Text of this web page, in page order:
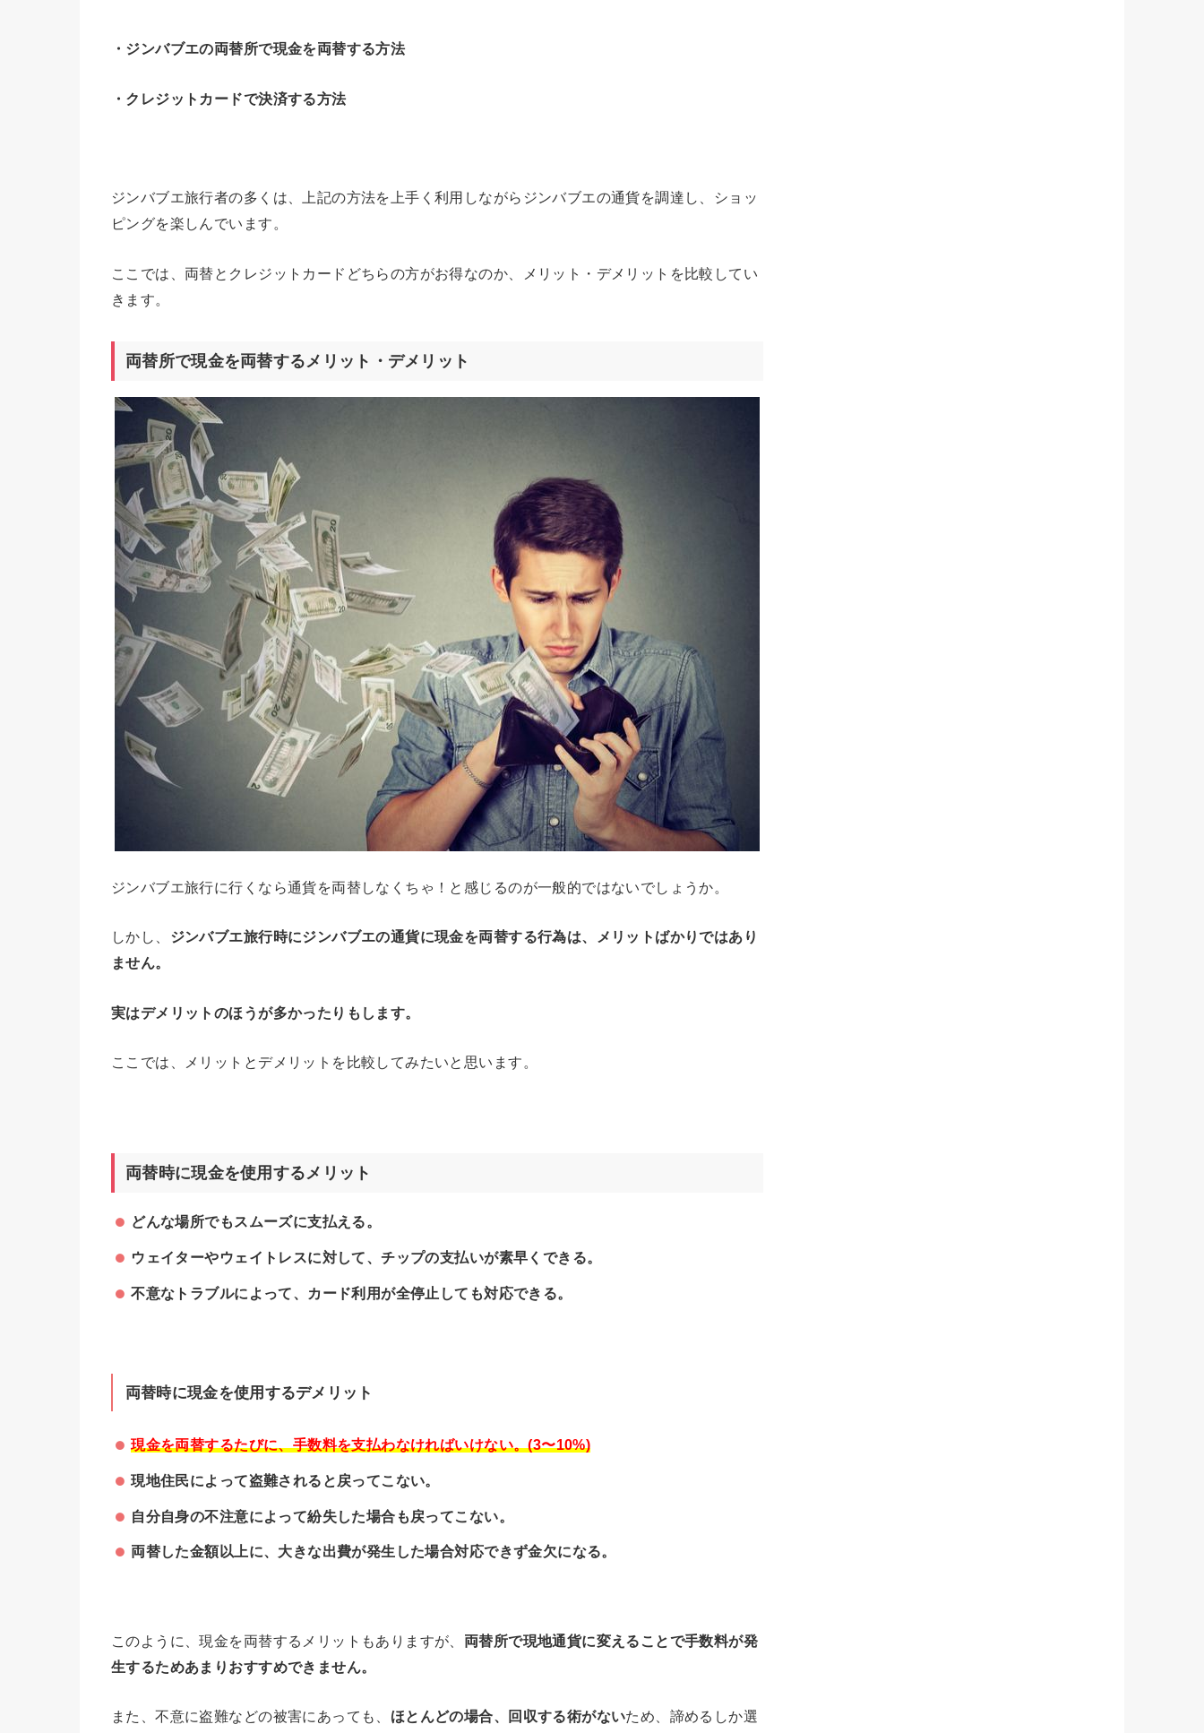
・ジンバブエの両替所で現金を両替する方法
・クレジットカードで決済する方法
ジンバブエ旅行者の多くは、上記の方法を上手く利用しながらジンバブエの通貨を調達し、ショッ
ピングを楽しんでいます。
ここでは、両替とクレジットカードどちらの方がお得なのか、メリット・デメリットを比較してい
きます。
両替所で現金を両替するメリット・デメリット
ジンバブエ旅行に行くなら通貨を両替しなくちゃ！と感じるのが一般的ではないでしょうか。
しかし、 ジンバブエ旅行時にジンバブエの通貨に現金を両替する行為は、メリットばかりではあり
ません。
実はデメリットのほうが多かったりもします。
ここでは、メリットとデメリットを比較してみたいと思います。
両替時に現金を使用するメリット
どんな場所でもスムーズに支払える。
ウェイターやウェイトレスに対して、チップの支払いが素早くできる。
不意なトラブルによって、カード利用が全停止しても対応できる。
両替時に現金を使用するデメリット
現金を両替するたびに、手数料を支払わなければいけない。(3〜10%)
現地住民によって盗難されると戻ってこない。
自分自身の不注意によって紛失した場合も戻ってこない。
両替した金額以上に、大きな出費が発生した場合対応できず金欠になる。
このように、現金を両替するメリットもありますが、 両替所で現地通貨に変えることで手数料が発
生するためあまりおすすめできません。
また、不意に盗難などの被害にあっても、 ほとんどの場合、回収する術がないため、諦めるしか選